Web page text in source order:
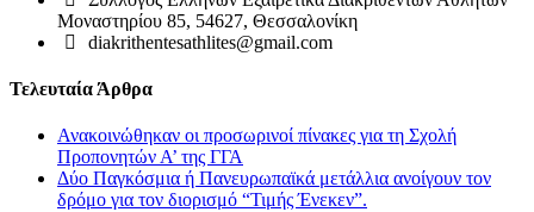
Μοναστηρίου 85, 54627, Θεσσαλονίκη
diakrithentesathlites@gmail.com
Τελευταία Άρθρα
Ανακοινώθηκαν οι προσωρινοί πίνακες για τη Σχολή
Προπονητών Α’ της ΓΓΑ
Δύο Παγκόσμια ή Πανευρωπαϊκά μετάλλια ανοίγουν τον
δρόμο για τον διορισμό “Τιμής Ένεκεν”.